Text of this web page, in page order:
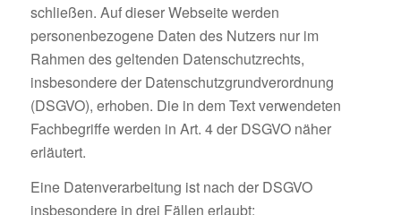
schließen. Auf dieser Webseite werden
personenbezogene Daten des Nutzers nur im
Rahmen des geltenden Datenschutzrechts,
insbesondere der Datenschutzgrundverordnung
(DSGVO), erhoben. Die in dem Text verwendeten
Fachbegriffe werden in Art. 4 der DSGVO näher
erläutert.
Eine Datenverarbeitung ist nach der DSGVO
insbesondere in drei Fällen erlaubt: